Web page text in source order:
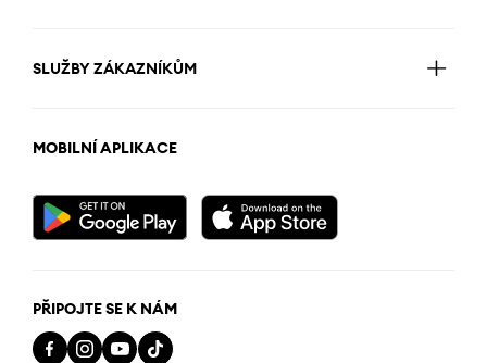
SLUŽBY ZÁKAZNÍKŮM
MOBILNÍ APLIKACE
PŘIPOJTE SE K NÁM